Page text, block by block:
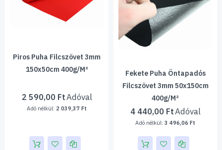
Piros Puha Filcszövet 3mm
150x50cm 400g/m²
2 590,00 Ft
2 039,37 Ft
Fekete Puha Öntapadós
Filcszövet 3mm 50x150cm
400g/m²
4 440,00 Ft
3 496,06 Ft